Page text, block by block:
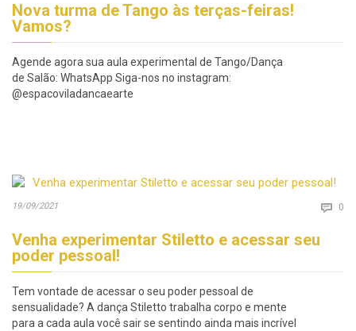
Nova turma de Tango às terças-feiras!
Vamos?
Agende agora sua aula experimental de Tango/Dança
de Salão: WhatsApp Siga-nos no instagram:
@espacoviladancaearte
19/09/2021  0
Venha experimentar Stiletto e acessar seu
poder pessoal!
Tem vontade de acessar o seu poder pessoal de
sensualidade? A dança Stiletto trabalha corpo e mente
para a cada aula você sair se sentindo ainda mais incrível